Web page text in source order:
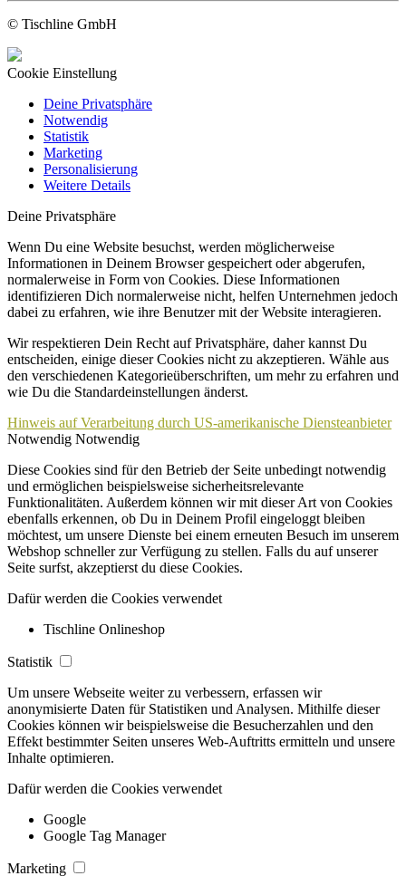
© Tischline GmbH
Cookie Einstellung
Deine Privatsphäre
Notwendig
Statistik
Marketing
Personalisierung
Weitere Details
Deine Privatsphäre
Wenn Du eine Website besuchst, werden möglicherweise
Informationen in Deinem Browser gespeichert oder abgerufen,
normalerweise in Form von Cookies. Diese Informationen
identifizieren Dich normalerweise nicht, helfen Unternehmen jedoch
dabei zu erfahren, wie ihre Benutzer mit der Website interagieren.
Wir respektieren Dein Recht auf Privatsphäre, daher kannst Du
entscheiden, einige dieser Cookies nicht zu akzeptieren. Wähle aus
den verschiedenen Kategorieüberschriften, um mehr zu erfahren und
wie Du die Standardeinstellungen änderst.
Hinweis auf Verarbeitung durch US-amerikanische Diensteanbieter
Notwendig Notwendig
Diese Cookies sind für den Betrieb der Seite unbedingt notwendig
und ermöglichen beispielsweise sicherheitsrelevante
Funktionalitäten. Außerdem können wir mit dieser Art von Cookies
ebenfalls erkennen, ob Du in Deinem Profil eingeloggt bleiben
möchtest, um unsere Dienste bei einem erneuten Besuch im unserem
Webshop schneller zur Verfügung zu stellen. Falls du auf unserer
Seite surfst, akzeptierst du diese Cookies.
Dafür werden die Cookies verwendet
Tischline Onlineshop
Statistik
Um unsere Webseite weiter zu verbessern, erfassen wir
anonymisierte Daten für Statistiken und Analysen. Mithilfe dieser
Cookies können wir beispielsweise die Besucherzahlen und den
Effekt bestimmter Seiten unseres Web-Auftritts ermitteln und unsere
Inhalte optimieren.
Dafür werden die Cookies verwendet
Google
Google Tag Manager
Marketing